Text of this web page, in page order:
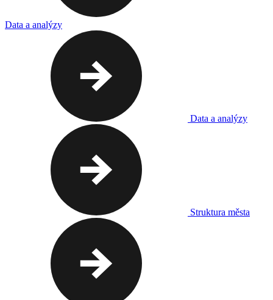
Data a analýzy
Data a analýzy
Struktura města